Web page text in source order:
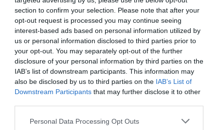
section to confirm your selection. Please note that after your
opt-out request is processed you may continue seeing
interest-based ads based on personal information utilized by
us or personal information disclosed to third parties prior to
your opt-out. You may separately opt-out of the further
disclosure of your personal information by third parties on the
IAB’s list of downstream participants. This information may
also be disclosed by us to third parties on the IAB’s List of
Downstream Participants that may further disclose it to other
Personal Data Processing Opt Outs
desmontar la falsificación, es un trabajo
cristiano"
por Hispanidad
Artículos anteriores
DIARIO DE LA CORRUPCIÓN SANCHISTA
Diario de la corrupción sanchista. Hazte
Oír se manifiesta delante de La Mareta:
“Pedro Sánchez es un criminal”